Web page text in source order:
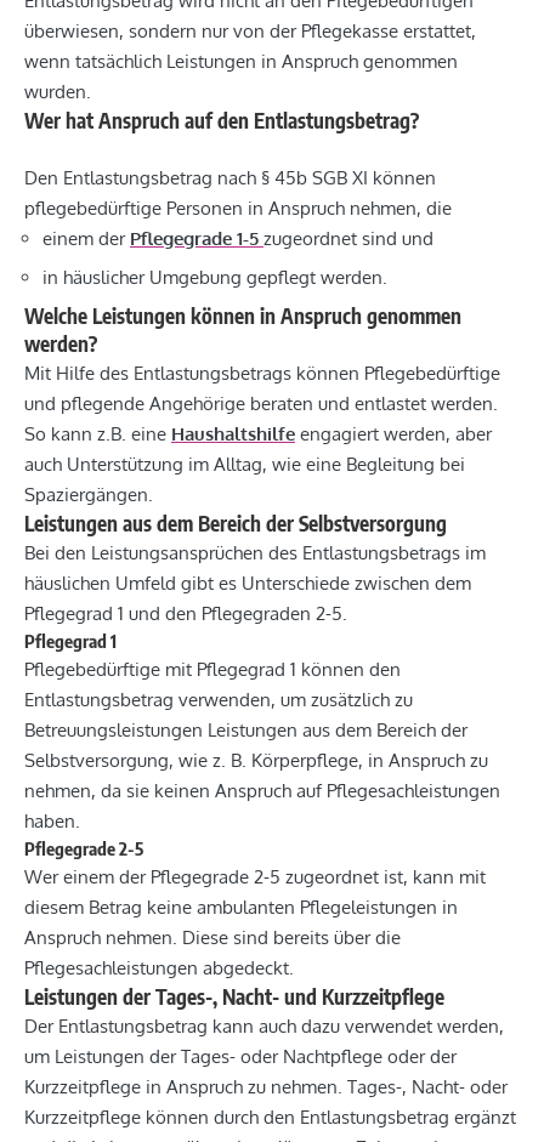
überwiesen, sondern nur von der Pflegekasse erstattet,
wenn tatsächlich Leistungen in Anspruch genommen
wurden.
Wer hat Anspruch auf den Entlastungsbetrag?
Den Entlastungsbetrag nach § 45b SGB XI können
pflegebedürftige Personen in Anspruch nehmen, die
einem der Pflegegrade 1-5 zugeordnet sind und
in häuslicher Umgebung gepflegt werden.
Welche Leistungen können in Anspruch genommen
werden?
Mit Hilfe des Entlastungsbetrags können Pflegebedürftige
und pflegende Angehörige beraten und entlastet werden.
So kann z.B. eine Haushaltshilfe engagiert werden, aber
auch Unterstützung im Alltag, wie eine Begleitung bei
Spaziergängen.
Leistungen aus dem Bereich der Selbstversorgung
Bei den Leistungsansprüchen des Entlastungsbetrags im
häuslichen Umfeld gibt es Unterschiede zwischen dem
Pflegegrad 1 und den Pflegegraden 2-5.
Pflegegrad 1
Pflegebedürftige mit Pflegegrad 1 können den
Entlastungsbetrag verwenden, um zusätzlich zu
Betreuungsleistungen Leistungen aus dem Bereich der
Selbstversorgung, wie z. B. Körperpflege, in Anspruch zu
nehmen, da sie keinen Anspruch auf Pflegesachleistungen
haben.
Pflegegrade 2-5
Wer einem der Pflegegrade 2-5 zugeordnet ist, kann mit
diesem Betrag keine ambulanten Pflegeleistungen in
Anspruch nehmen. Diese sind bereits über die
Pflegesachleistungen abgedeckt.
Leistungen der Tages-, Nacht- und Kurzzeitpflege
Der Entlastungsbetrag kann auch dazu verwendet werden,
um Leistungen der Tages- oder Nachtpflege oder der
Kurzzeitpflege in Anspruch zu nehmen. Tages-, Nacht- oder
Kurzzeitpflege können durch den Entlastungsbetrag ergänzt